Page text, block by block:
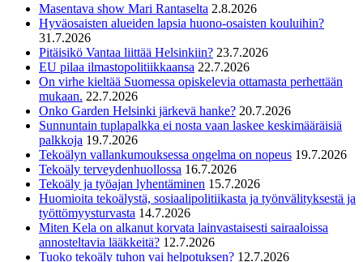
Masentava show Mari Rantaselta 2.8.2026
Hyväosaisten alueiden lapsia huono-osaisten kouluihin?
31.7.2026
Pitäisikö Vantaa liittää Helsinkiin? 23.7.2026
EU pilaa ilmastopolitiikkaansa 22.7.2026
On virhe kieltää Suomessa opiskelevia ottamasta perhettään
mukaan. 22.7.2026
Onko Garden Helsinki järkevä hanke? 20.7.2026
Sunnuntain tuplapalkka ei nosta vaan laskee keskimääräisiä
palkkoja 19.7.2026
Tekoälyn vallankumouksessa ongelma on nopeus 19.7.2026
Tekoäly terveydenhuollossa 16.7.2026
Tekoäly ja työajan lyhentäminen 15.7.2026
Huomioita tekoälystä, sosiaalipolitiikasta ja työnvälityksestä ja
työttömyysturvasta 14.7.2026
Miten Kela on alkanut korvata lainvastaisesti sairaaloissa
annosteltavia lääkkeitä? 12.7.2026
Tuoko tekoäly tuhon vai helpotuksen? 12.7.2026